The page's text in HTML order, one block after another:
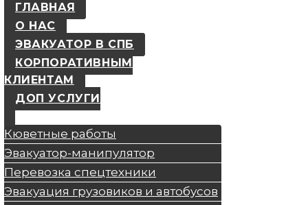
ГЛАВНАЯ
О НАС
ЭВАКУАТОР В СПБ
КОРПОРАТИВНЫМ
КЛИЕНТАМ
ДОП УСЛУГИ
Кюветные работы
Эвакуатор-манипулятор
Перевозка спецтехники
Эвакуация грузовиков и автобусов